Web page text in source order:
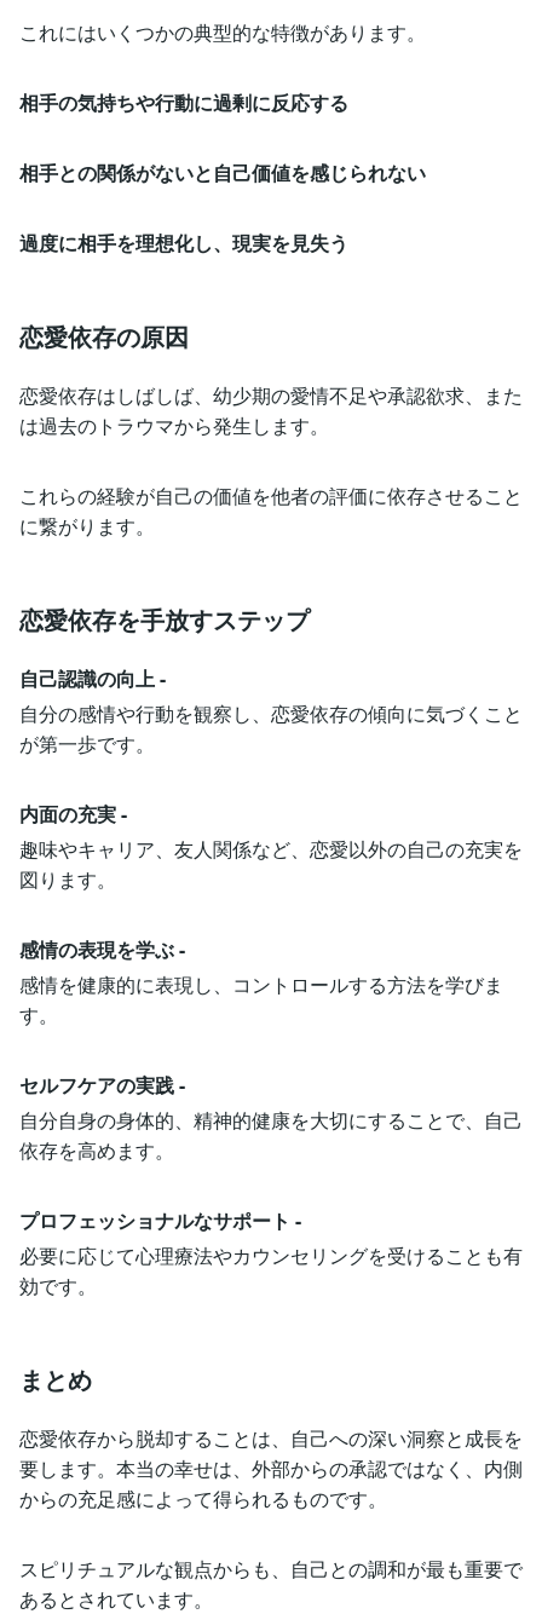
これにはいくつかの典型的な特徴があります。
相手の気持ちや行動に過剰に反応する
相手との関係がないと自己価値を感じられない
過度に相手を理想化し、現実を見失う
恋愛依存の原因
恋愛依存はしばしば、幼少期の愛情不足や承認欲求、また
は過去のトラウマから発生します。
これらの経験が自己の価値を他者の評価に依存させること
に繋がります。
恋愛依存を手放すステップ
自己認識の向上 -
自分の感情や行動を観察し、恋愛依存の傾向に気づくこと
が第一歩です。
内面の充実 -
趣味やキャリア、友人関係など、恋愛以外の自己の充実を
図ります。
感情の表現を学ぶ -
感情を健康的に表現し、コントロールする方法を学びま
す。
セルフケアの実践 -
自分自身の身体的、精神的健康を大切にすることで、自己
依存を高めます。
プロフェッショナルなサポート -
必要に応じて心理療法やカウンセリングを受けることも有
効です。
まとめ
恋愛依存から脱却することは、自己への深い洞察と成長を
要します。本当の幸せは、外部からの承認ではなく、内側
からの充足感によって得られるものです。
スピリチュアルな観点からも、自己との調和が最も重要で
あるとされています。